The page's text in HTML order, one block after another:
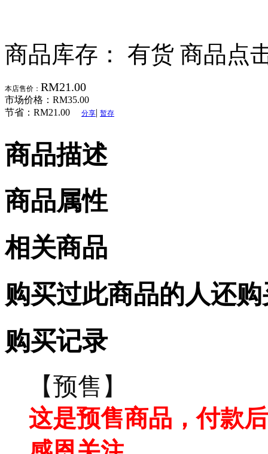
商品库存： 有货 商品点
本店售价： RM21.00
市场价格： RM35.00
节省： RM21.00 分享| 暂存
商品描述
商品属性
相关商品
购买过此商品的人还
购买记录
【预售】
这是预售商品，付款